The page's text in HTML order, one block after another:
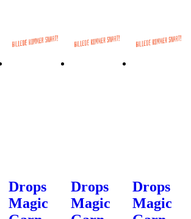
Drops
Magic
Drops
Magic
Drops
Magic